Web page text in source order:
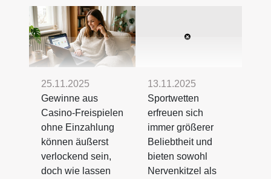
25.11.2025
Gewinne aus
Casino-Freispielen
ohne Einzahlung
können äußerst
verlockend sein,
doch wie lassen
13.11.2025
Sportwetten
erfreuen sich
immer größerer
Beliebtheit und
bieten sowohl
Nervenkitzel als